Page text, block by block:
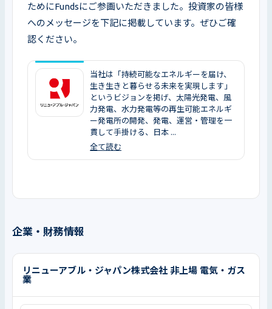
ためにFundsにご参画いただきました。投資家の皆様
へのメッセージを下記に掲載しています。ぜひご確
認ください。
当社は「持続可能なエネルギーを届け、
生き生きと暮らせる未来を実現します」
というビジョンを掲げ、太陽光発電、風
力発電、水力発電等の再生可能エネルギ
ー発電所の開発、発電、運営・管理を一
貫して手掛ける、日本 ...
全て読む
企業・財務情報
リニューアブル・ジャパン株式会社 非上場 電気・ガス
業